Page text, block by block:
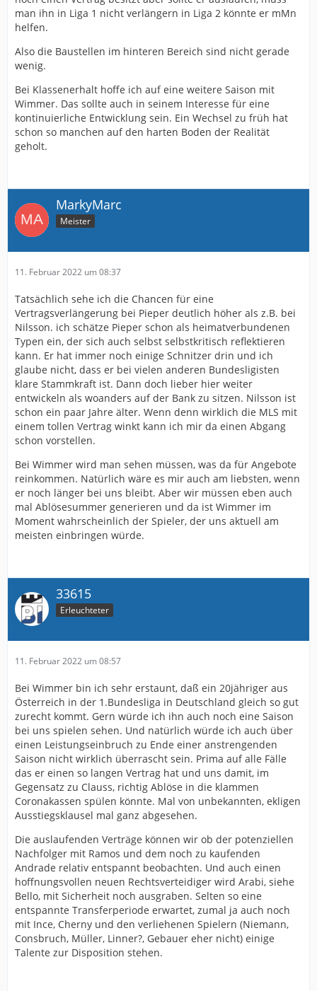
man ihn in Liga 1 nicht verlängern in Liga 2 könnte er mMn
helfen.
Also die Baustellen im hinteren Bereich sind nicht gerade
wenig.
Bei Klassenerhalt hoffe ich auf eine weitere Saison mit
Wimmer. Das sollte auch in seinem Interesse für eine
kontinuierliche Entwicklung sein. Ein Wechsel zu früh hat
schon so manchen auf den harten Boden der Realität
geholt.
MarkyMarc
Meister
11. Februar 2022 um 08:37
Tatsächlich sehe ich die Chancen für eine
Vertragsverlängerung bei Pieper deutlich höher als z.B. bei
Nilsson. ich schätze Pieper schon als heimatverbundenen
Typen ein, der sich auch selbst selbstkritisch reflektieren
kann. Er hat immer noch einige Schnitzer drin und ich
glaube nicht, dass er bei vielen anderen Bundesligisten
klare Stammkraft ist. Dann doch lieber hier weiter
entwickeln als woanders auf der Bank zu sitzen. Nilsson ist
schon ein paar Jahre älter. Wenn denn wirklich die MLS mit
einem tollen Vertrag winkt kann ich mir da einen Abgang
schon vorstellen.
Bei Wimmer wird man sehen müssen, was da für Angebote
reinkommen. Natürlich wäre es mir auch am liebsten, wenn
er noch länger bei uns bleibt. Aber wir müssen eben auch
mal Ablösesummer generieren und da ist Wimmer im
Moment wahrscheinlich der Spieler, der uns aktuell am
meisten einbringen würde.
33615
Erleuchteter
11. Februar 2022 um 08:57
Bei Wimmer bin ich sehr erstaunt, daß ein 20jähriger aus
Österreich in der 1.Bundesliga in Deutschland gleich so gut
zurecht kommt. Gern würde ich ihn auch noch eine Saison
bei uns spielen sehen. Und natürlich würde ich auch über
einen Leistungseinbruch zu Ende einer anstrengenden
Saison nicht wirklich überrascht sein. Prima auf alle Fälle
das er einen so langen Vertrag hat und uns damit, im
Gegensatz zu Clauss, richtig Ablöse in die klammen
Coronakassen spülen könnte. Mal von unbekannten, ekligen
Ausstiegsklausel mal ganz abgesehen.
Die auslaufenden Verträge können wir ob der potenziellen
Nachfolger mit Ramos und dem noch zu kaufenden
Andrade relativ entspannt beobachten. Und auch einen
hoffnungsvollen neuen Rechtsverteidiger wird Arabi, siehe
Bello, mit Sicherheit noch ausgraben. Selten so eine
entspannte Transferperiode erwartet, zumal ja auch noch
mit Ince, Cherny und den verliehenen Spielern (Niemann,
Consbruch, Müller, Linner?, Gebauer eher nicht) einige
Talente zur Disposition stehen.